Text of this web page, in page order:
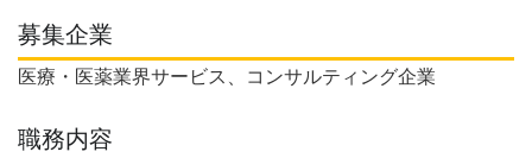
募集企業
医療・医薬業界サービス、コンサルティング企業
職務内容